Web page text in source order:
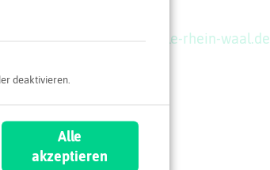
forschung@hochschule-rhein-waal.de
deaktivieren.
Alle
akzeptieren